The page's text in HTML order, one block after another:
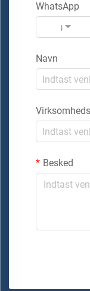
WhatsApp
Kode
Navn
Besked